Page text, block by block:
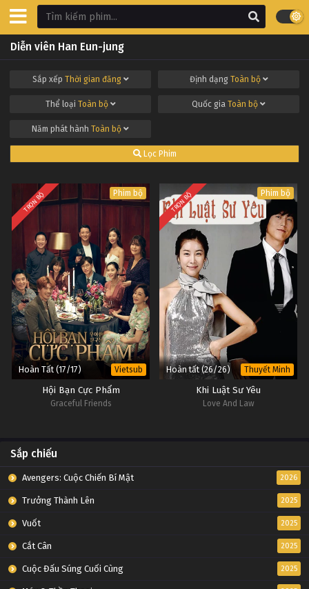
Diễn viên Han Eun-jung
Sắp xếp Thời gian đăng Định dạng Toàn bộ
Thể loại Toàn bộ Quốc gia Toàn bộ
Năm phát hành Toàn bộ
Lọc Phim
TRỌN BỘ Phim bộ
Hoàn Tất (17/17) Vietsub
Hội Bạn Cực Phẩm
Graceful Friends
TRỌN BỘ Phim bộ
Hoàn tất (26/26) Thuyết Minh
Khi Luật Sư Yêu
Love And Law
Sắp chiếu
Avengers: Cuộc Chiến Bí Mật 2026
Trưởng Thành Lên 2025
Vuốt 2025
Cắt Cân 2025
Cuộc Đấu Súng Cuối Cùng 2025